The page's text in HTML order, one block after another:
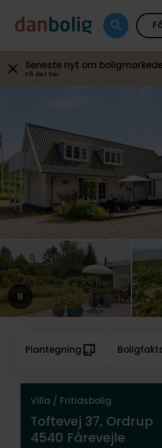
Seneste nyt om
Få det her
Villa / Fritidsbolig
Toftevej 37, Ordrup
4540 Fårevejle
Plantegning
Galleri Plantegning